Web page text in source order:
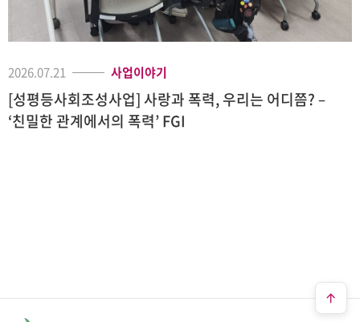
2026.07.21 사업이야기
[성평등사회조성사업] 사랑과 폭력, 우리는 어디쯤? –
‘친밀한 관계에서의 폭력’ FGI